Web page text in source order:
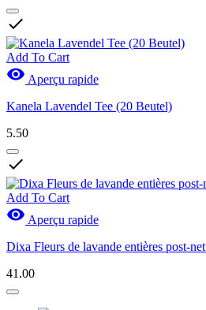

Add To Cart
 Aperçu rapide
Kanela Lavendel Tee (20 Beutel)
5.50

Add To Cart
 Aperçu rapide
Dixa Fleurs de lavande entières post-
41.00